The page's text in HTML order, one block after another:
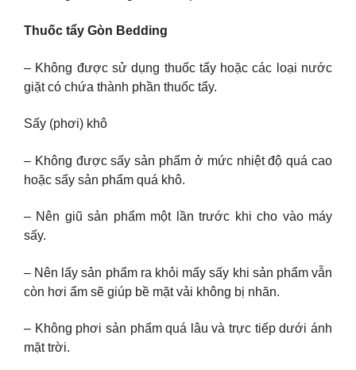
Thuốc tẩy Gòn Bedding
– Không được sử dụng thuốc tẩy hoặc các loại nước
giặt có chứa thành phần thuốc tẩy.
Sấy (phơi) khô
– Không được sấy sản phẩm ở mức nhiệt độ quá cao
hoặc sấy sản phẩm quá khô.
– Nên giũ sản phẩm một lần trước khi cho vào máy
sấy.
– Nên lấy sản phẩm ra khỏi mấy sấy khi sản phẩm vẫn
còn hơi ẩm sẽ giúp bề mặt vải không bị nhăn.
– Không phơi sản phẩm quá lâu và trực tiếp dưới ánh
mặt trời.